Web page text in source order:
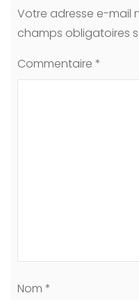
Votre adresse e-mail
champs obligatoires
Commentaire *
Nom *